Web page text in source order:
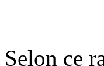
Selon ce